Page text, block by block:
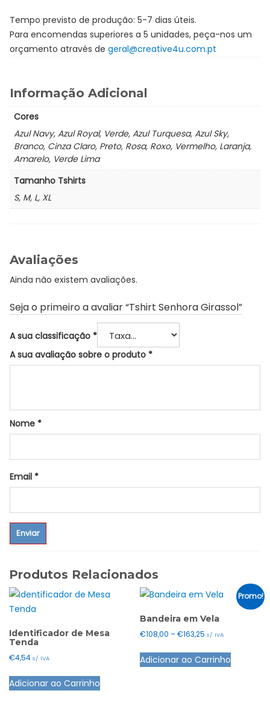
Tempo previsto de produção: 5-7 dias úteis.
Para encomendas superiores a 5 unidades, peça-nos um
orçamento através de geral@creative4u.com.pt
Informação Adicional
Cores
Azul Navy, Azul Royal, Verde, Azul Turquesa, Azul Sky,
Branco, Cinza Claro, Preto, Rosa, Roxo, Vermelho, Laranja,
Amarelo, Verde Lima
Tamanho Tshirts
S, M, L, XL
Avaliações
Ainda não existem avaliações.
Seja o primeiro a avaliar “Tshirt Senhora Girassol”
A sua classificação *
A sua avaliação sobre o produto *
Nome *
Email *
Produtos Relacionados
Identificador de Mesa
Tenda
€4,54 s/ IVA
Adicionar ao Carrinho
Promo!
Bandeira em Vela
€108,00 –€163,25 Price
€108,00
s/ IVA
Adicionar ao Carrinho
This
product